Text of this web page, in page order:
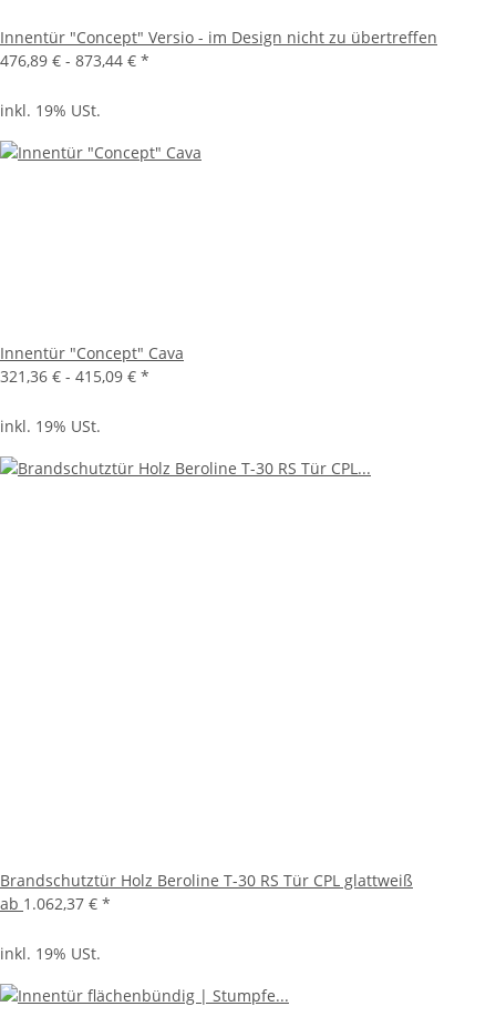
Innentür "Concept" Versio - im Design nicht zu übertreffen
476,89 € - 873,44 € *
inkl. 19% USt.
Innentür "Concept" Cava
321,36 € - 415,09 € *
inkl. 19% USt.
Brandschutztür Holz Beroline T-30 RS Tür CPL glattweiß
ab 1.062,37 € *
inkl. 19% USt.